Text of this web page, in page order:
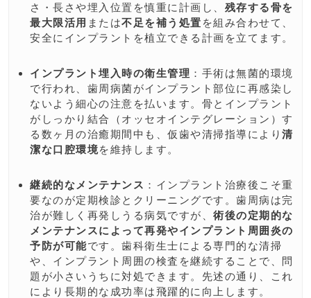
さ・長さや埋入位置を慎重に計画し、 残存する骨を
最大限活用 または不足を補う処置 を組み合わせて、
安全にインプラントを植立できる計画を立てます。
インプラント埋入時の衛生管理 ：手術は無菌的環境
で行われ、歯周病菌がインプラント部位に再感染し
ないよう細心の注意を払います。骨とインプラント
がしっかり結合（オッセオインテグレーション）す
る数ヶ月の治癒期間中も、仮歯や清掃指導により 清
潔な口腔環境を維持します。
継続的なメンテナンス ：インプラント治療後こそ重
要なのが定期検診とクリーニングです。歯周病は完
治が難しく再発しうる病気ですが、 術後の定期的な
メンテナンスによって再発やインプラント周囲炎の
予防が可能です。歯科衛生士による専門的な清掃
や、インプラント周囲の検査を継続することで、問
題が小さいうちに対処できます。先述の通り、これ
により長期的な成功率は飛躍的に向上します。